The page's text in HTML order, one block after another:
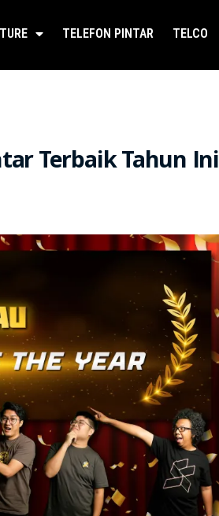
TELEFON PINTAR TELCO
Terbaik Tahun Ini